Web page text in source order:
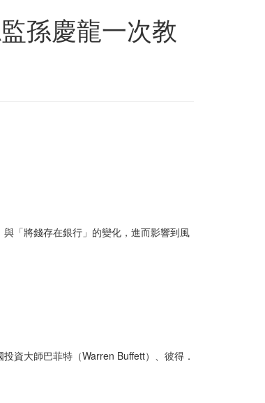
孫慶龍一次教
「將錢存在銀行」的變化，進而影響到風
資大師巴菲特（Warren Buffett）、彼得．